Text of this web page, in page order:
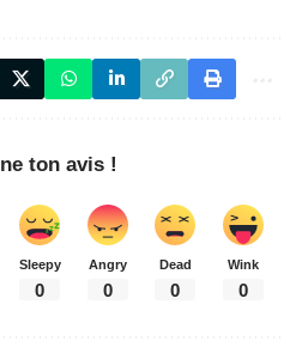
ton avis !
Sleepy
0
Angry
0
Dead
0
Wink
0